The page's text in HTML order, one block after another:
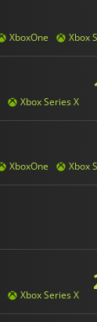
XboxOne Xbox
Xbox Series X
XboxOne Xbox
Xbox Series X